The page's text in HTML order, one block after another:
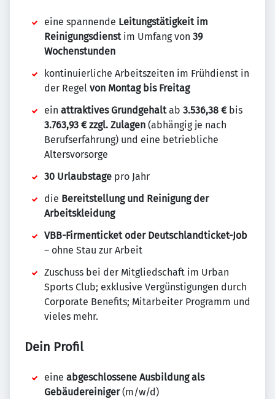
eine spannende Leitungstätigkeit im
Reinigungsdienstim Umfang von 39
Wochenstunden
kontinuierliche Arbeitszeiten im Frühdienst in
der Regel von Montag bis Freitag
ein attraktives Grundgehaltab 3.536,38 €bis
3.763,93 € zzgl. Zulagen (abhängig je nach
Berufserfahrung) und eine betriebliche
Altersvorsorge
30 Urlaubstage pro Jahr
die Bereitstellung und Reinigung der
Arbeitskleidung
VBB-Firmenticket oder Deutschlandticket-Job
– ohne Stau zur Arbeit
Zuschuss bei der Mitgliedschaft im Urban
Sports Club; exklusive Vergünstigungen durch
Corporate Benefits; Mitarbeiter Programm und
vieles mehr.
Dein Profil
eine abgeschlossene Ausbildung als
Gebäudereiniger(m/w/d)